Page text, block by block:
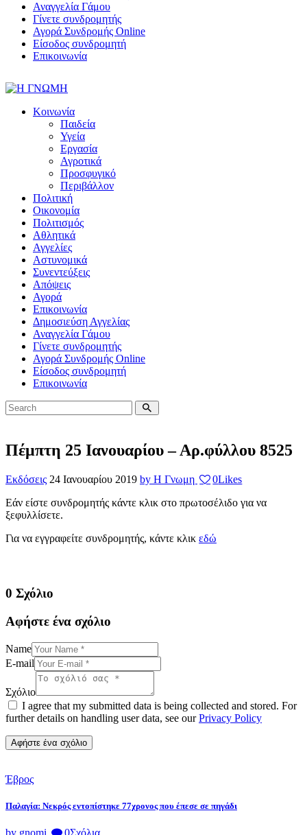
Αναγγελία Γάμου
Γίνετε συνδρομητής
Αγορά Συνδρομής Online
Είσοδος συνδρομητή
Επικοινωνία
Κοινωνία
Παιδεία
Υγεία
Εργασία
Αγροτικά
Προσφυγικό
Περιβάλλον
Πολιτική
Οικονομία
Πολιτισμός
Αθλητικά
Αγγελίες
Αστυνομικά
Συνεντεύξεις
Απόψεις
Αγορά
Επικοινωνία
Δημοσιεύση Αγγελίας
Αναγγελία Γάμου
Γίνετε συνδρομητής
Αγορά Συνδρομής Online
Είσοδος συνδρομητή
Επικοινωνία
Πέμπτη 25 Ιανουαρίου – Αρ.φύλλου 8525
Εκδόσεις 24 Ιανουαρίου 2019 by Η Γνωμη 0Likes
Εάν είστε συνδρομητής κάντε κλικ στο πρωτοσέλιδο για να
ξεφυλλίσετε.
Για να εγγραφείτε συνδρομητής, κάντε κλικ εδώ
0 Σχόλιο
Αφήστε ένα σχόλιο
Name
E-mail
Σχόλιο
I agree that my submitted data is being collected and stored. For
further details on handling user data, see ourPrivacy Policy
Έβρος
Παλαγία: Νεκρός εντοπίστηκε 77χρονος που έπεσε σε πηγάδι
by gnomi 0Σχόλια